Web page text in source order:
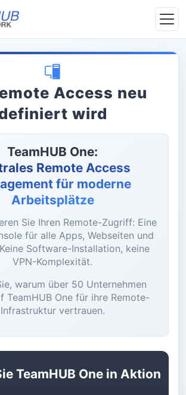
Access neu
wird
TeamHUB One:
Remote Access
für moderne
Arbeitsplätze
Sie Ihren Remote-Zugriff: Eine
für alle Apps, Webseiten und
Software-Installation, keine
VPN-Komplexität.
warum über 50 Unternehmen
TeamHUB One für ihre Remote-
Infrastruktur vertrauen.
TeamHUB One in Aktion